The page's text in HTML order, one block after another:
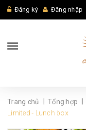
Đăng ký Đăng nhập
Trang chủ Tổng hợp
Limited - Lunch box